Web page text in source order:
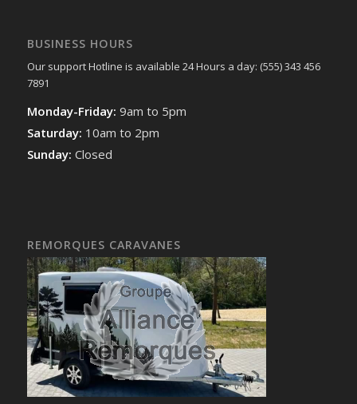
BUSINESS HOURS
Our support Hotline is available 24 Hours a day: (555) 343 456
7891
Monday-Friday: 9am to 5pm
Saturday: 10am to 2pm
Sunday: Closed
REMORQUES CARAVANES